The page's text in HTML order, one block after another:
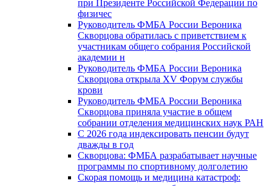
при Президенте Российской Федерации по
физичес
Руководитель ФМБА России Вероника
Скворцова обратилась с приветствием к
участникам общего собрания Российской
академии н
Руководитель ФМБА России Вероника
Скворцова открыла XV Форум службы
крови
Руководитель ФМБА России Вероника
Скворцова приняла участие в общем
собрании отделения медицинских наук РАН
С 2026 года индексировать пенсии будут
дважды в год
Скворцова: ФМБА разрабатывает научные
программы по спортивному долголетию
Скорая помощь и медицина катастроф: